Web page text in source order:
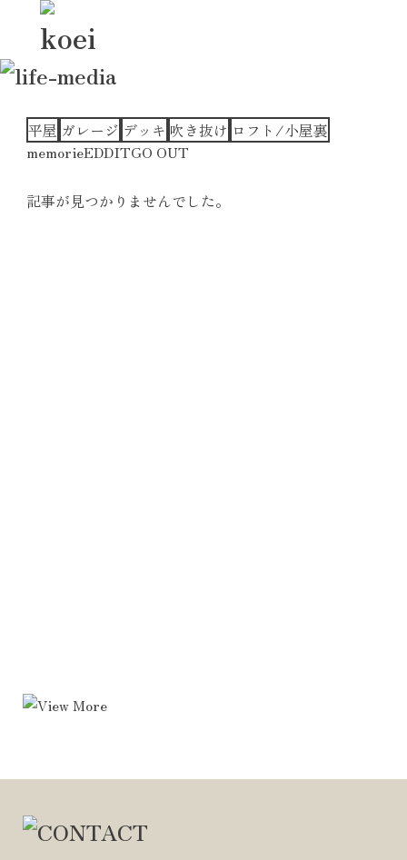
平屋 ガレージ デッキ 吹き抜け ロフト/小屋裏
memorieEDDITGO OUT
記事が見つかりませんでした。